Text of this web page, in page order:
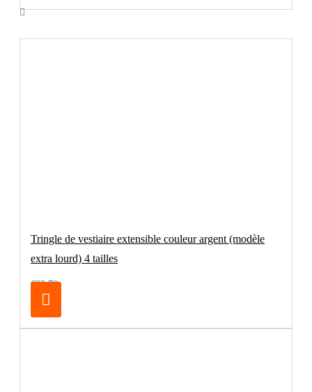
Tringle de vestiaire extensible couleur argent (modèle
extra lourd) 4 tailles
€32.70